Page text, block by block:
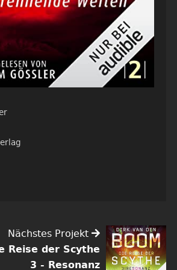
Nächstes Projekt
Reise der Scythe
3 - Resonanz